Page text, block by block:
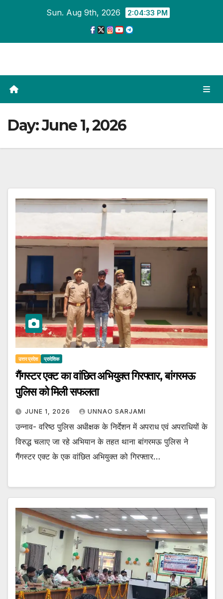
Sun. Aug 9th, 2026 2:04:34 PM
Day:June 1, 2026
उत्तर प्रदेश प्रादेशिक
गैंगस्टर एक्ट का वांछित अभियुक्त गिरफ्तार, बांगरमऊ
पुलिस को मिली सफलता
JUNE 1, 2026 UNNAO SARJAMI
उन्नाव- वरिष्ठ पुलिस अधीक्षक के निर्देशन में अपराध एवं अपराधियों के
विरुद्ध चलाए जा रहे अभियान के तहत थाना बांगरमऊ पुलिस ने
गैंगस्टर एक्ट के एक वांछित अभियुक्त को गिरफ्तार…